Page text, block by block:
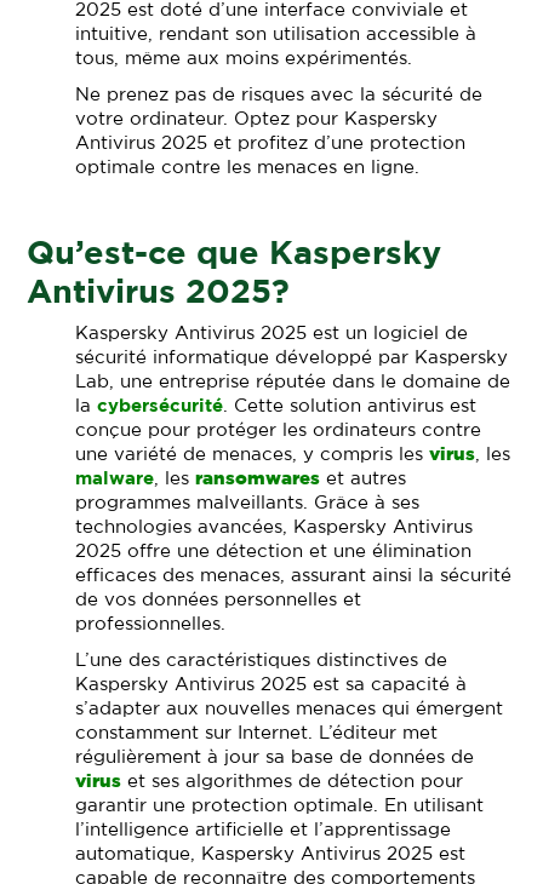
2025 est doté d’une interface conviviale et
intuitive, rendant son utilisation accessible à
tous, même aux moins expérimentés.
Ne prenez pas de risques avec la sécurité de
votre ordinateur. Optez pour Kaspersky
Antivirus 2025 et profitez d’une protection
optimale contre les menaces en ligne.
Qu’est-ce que Kaspersky
Antivirus 2025?
Kaspersky Antivirus 2025 est un logiciel de
sécurité informatique développé par Kaspersky
Lab, une entreprise réputée dans le domaine de
lacybersécurité. Cette solution antivirus est
conçue pour protéger les ordinateurs contre
une variété de menaces, y compris lesvirus, les
malware, lesransomwares et autres
programmes malveillants. Grâce à ses
technologies avancées, Kaspersky Antivirus
2025 offre une détection et une élimination
efficaces des menaces, assurant ainsi la sécurité
de vos données personnelles et
professionnelles.
L’une des caractéristiques distinctives de
Kaspersky Antivirus 2025 est sa capacité à
s’adapter aux nouvelles menaces qui émergent
constamment sur Internet. L’éditeur met
régulièrement à jour sa base de données de
virus et ses algorithmes de détection pour
garantir une protection optimale. En utilisant
l’intelligence artificielle et l’apprentissage
automatique, Kaspersky Antivirus 2025 est
capable de reconnaître des comportements